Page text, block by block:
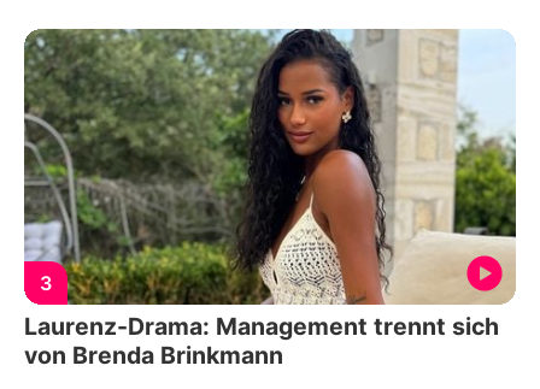
3
Laurenz-Drama: Management trennt sich
von Brenda Brinkmann